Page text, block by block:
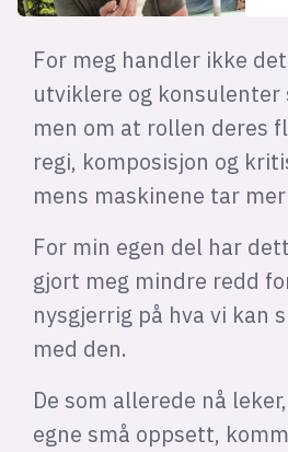
For meg handler ikke
utviklere og konsulenter
men om at rollen deres
regi, komposisjon og
mens maskinene tar
For min egen del har
gjort meg mindre redd
nysgjerrig på hva vi kan
med den.
De som allerede nå
egne små oppsett,